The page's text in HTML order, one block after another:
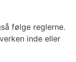
følge reglerne.
inde eller